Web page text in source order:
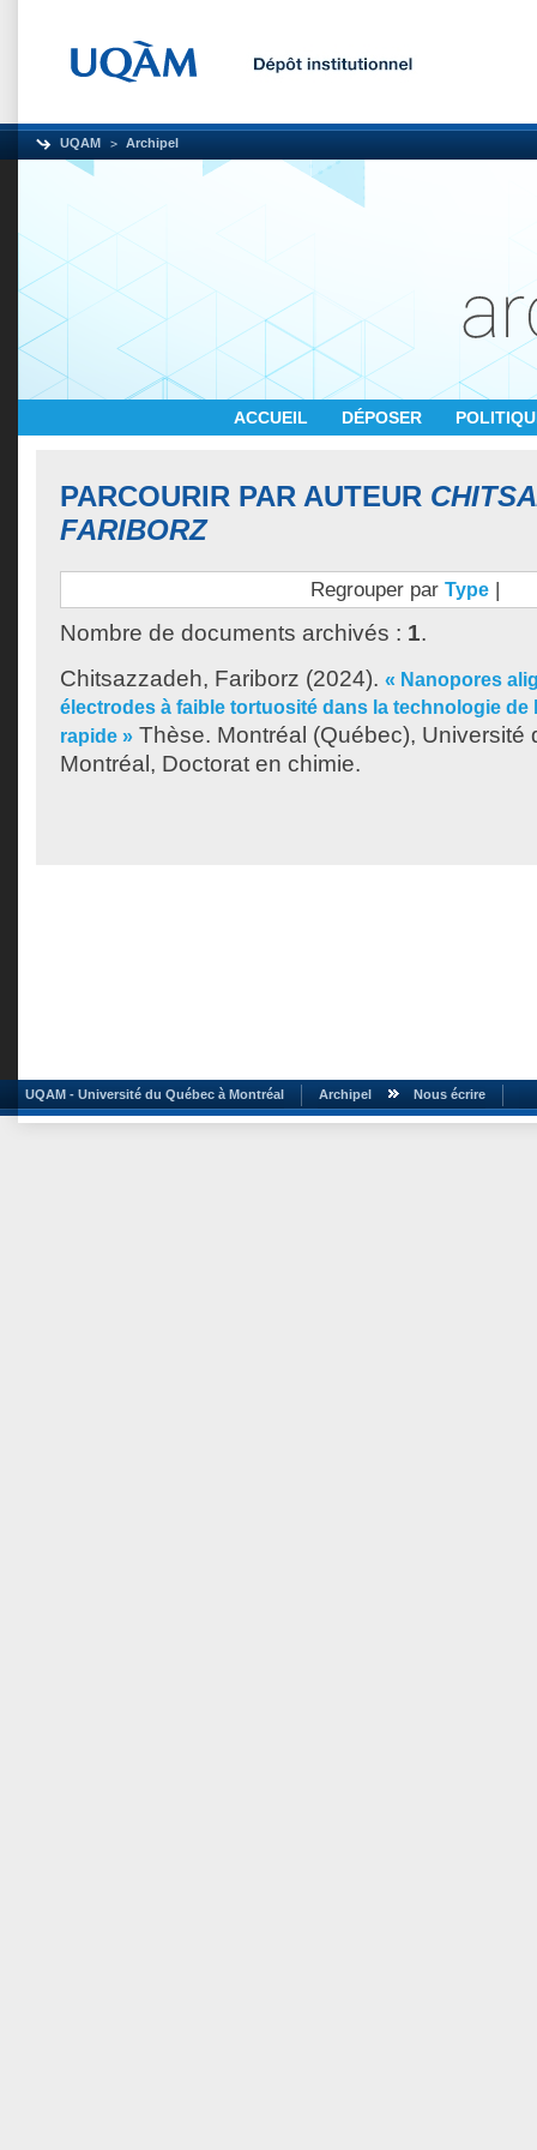
UQAM Archipel
ACCUEIL DÉPOSER
PARCOURIR PAR AUTEUR
FARIBORZ
Regrouper par Type |
Nombre de documents archivés : 1.
Chitsazzadeh, Fariborz (2024). « Nanopores
électrodes à faible tortuosité dans la technologie de
rapide » Thèse. Montréal (Québec), Université
Montréal, Doctorat en chimie.
UQAM - Université du Québec à Montréal Archipel Nous écrire